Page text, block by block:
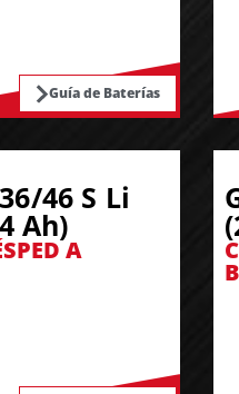
Guía de Baterías
46 S Li
Ah)
A